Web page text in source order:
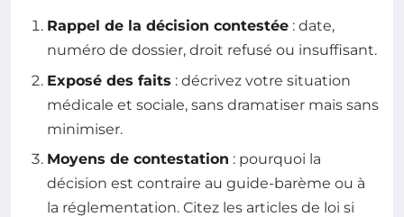
Rappel de la décision contestée : date,
numéro de dossier, droit refusé ou insuffisant.
Exposé des faits : décrivez votre situation
médicale et sociale, sans dramatiser mais sans
minimiser.
Moyens de contestation : pourquoi la
décision est contraire au guide-barème ou à
la réglementation. Citez les articles de loi si